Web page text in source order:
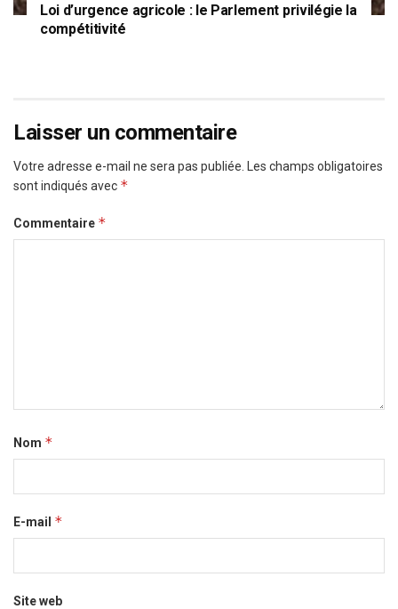
Loi d’urgence agricole : le Parlement privilégie la
compétitivité
Laisser un commentaire
Votre adresse e-mail ne sera pas publiée.
Les champs obligatoires
sont indiqués avec *
Commentaire *
Nom *
E-mail *
Site web